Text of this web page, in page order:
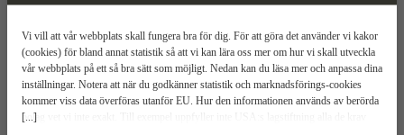
[...]
Vi vill att vår webbplats skall fungera bra för dig. För att göra det använder vi kakor
(cookies) för bland annat statistik så att vi kan lära oss mer om hur vi skall utveckla
vår webbplats på ett så bra sätt som möjligt. Nedan kan du läsa mer och anpassa dina
inställningar. Notera att när du godkänner statistik och marknadsförings-cookies
kommer viss data överföras utanför EU. Hur den informationen används av berörda
bolag vet vi inte exakt. Till exempel uppfyller inte USA:s lagstiftning alla de krav
Skyddsutrustning
Slangvinda Mer information
Lågtryck